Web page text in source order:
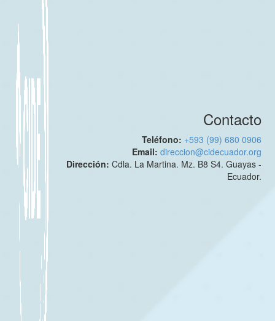
Contacto
Teléfono: +593 (99) 680 0906
Email:direccion@cidecuador.org
Dirección:Cdla. La Martina. Mz. B8 S4. Guayas -
Ecuador.